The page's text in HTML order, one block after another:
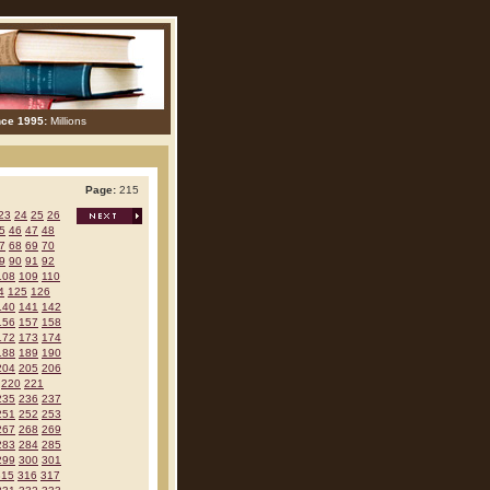
1995: Millions
Page: 215
24 25 26
46 47 48
68 69 70
90 91 92
109 110
125 126
141 142
157 158
173 174
189 190
205 206
220 221
236 237
252 253
268 269
284 285
300 301
316 317